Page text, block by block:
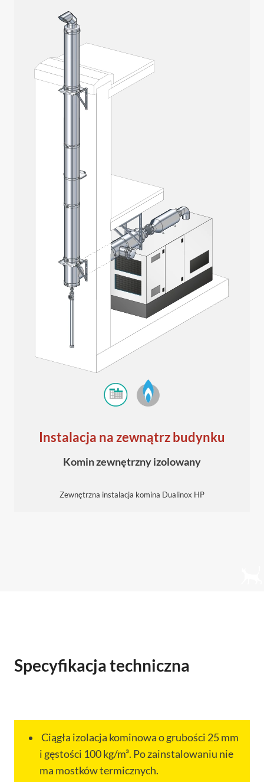
Instalacja na zewnątrz budynku
Komin zewnętrzny izolowany
Zewnętrzna instalacja komina Dualinox HP
Specyfikacja techniczna
Ciągła izolacja kominowa o grubości 25 mm
i gęstości 100 kg/m³. Po zainstalowaniu nie
ma mostków termicznych.